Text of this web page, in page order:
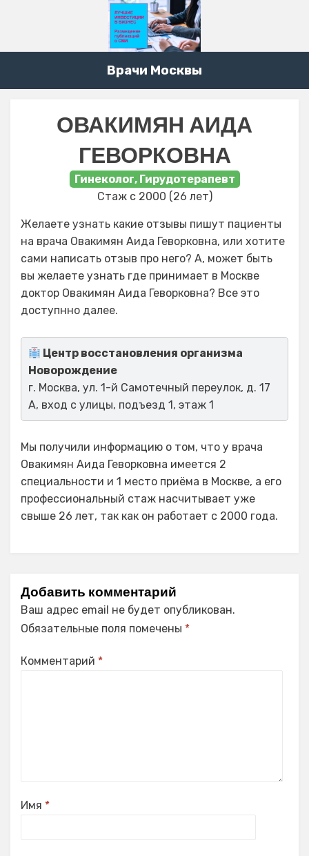
Врачи Москвы
ОВАКИМЯН АИДА
ГЕВОРКОВНА
Гинеколог, Гирудотерапевт
Стаж с 2000 (26 лет)
Желаете узнать какие отзывы пишут пациенты
на врача Овакимян Аида Геворковна, или хотите
сами написать отзыв про него? А, может быть
вы желаете узнать где принимает в Москве
доктор Овакимян Аида Геворковна? Все это
доступнно далее.
Центр восстановления организма
Новорождение
г. Москва, ул. 1-й Самотечный переулок, д. 17
А, вход с улицы, подъезд 1, этаж 1
Мы получили информацию о том, что у врача
Овакимян Аида Геворковна имеется 2
специальности и 1 место приёма в Москве, а его
профессиональный стаж насчитывает уже
свыше 26 лет, так как он работает с 2000 года.
Добавить комментарий
Ваш адрес email не будет опубликован.
Обязательные поля помечены *
Комментарий *
Имя *